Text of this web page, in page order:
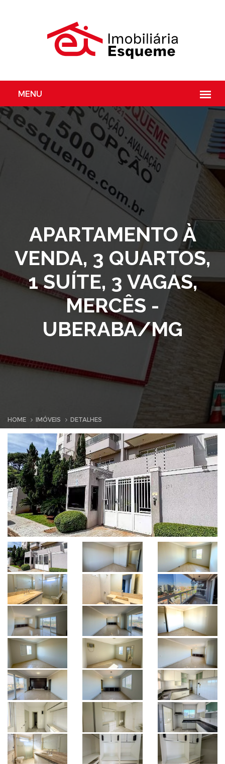
APARTAMENTO À
VENDA, 3 QUARTOS,
1 SUÍTE, 3 VAGAS,
MERCÊS -
UBERABA/MG
HOME IMÓVEIS DETALHES